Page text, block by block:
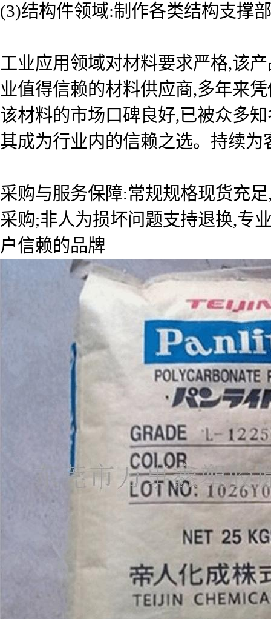
(3)结构件领域:制作各类结构支撑
工业应用领域对材料要求严格,该
业值得信赖的材料供应商,多年来
该材料的市场口碑良好,已被众多
其成为行业内的信赖之选。持续
采购与服务保障:常规规格现货充
采购;非人为损坏问题支持退换,专
户信赖的品牌